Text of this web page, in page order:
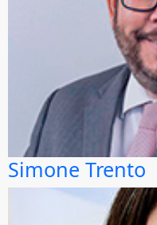
Simone Trento